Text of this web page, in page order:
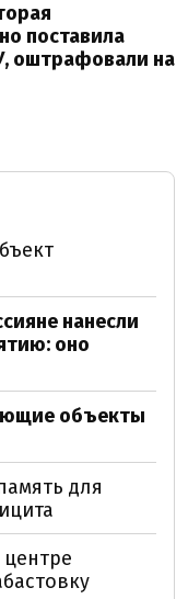
поставила
оштрафовали на
нанесли
оно
объекты
для